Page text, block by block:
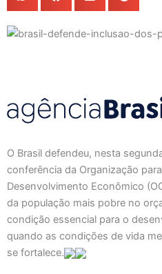
O Brasil defendeu, nesta
conferência da Organização
Desenvolvimento Econômico
da população mais pobre no
condição essencial para o
quando as condições de vida
se fortalece.